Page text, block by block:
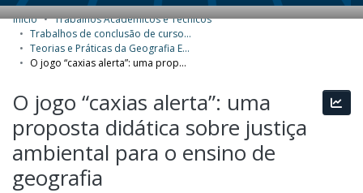
Participe
Acesso à informação
Legislação
COMUNIDADES E COLEÇÕES
NAVEGAR
ESTATÍSTICAS
SOBRE
Início
Trabalhos Acadêmicos e Técnicos
Trabalhos de conclusão de curso de Especialização
Teorias e Práticas da Geografia Escolar
O jogo “caxias alerta”: uma proposta didática sobre justiça ambiental para o ensino de geografia
O jogo “caxias alerta”: uma
proposta didática sobre justiça
ambiental para o ensino de
geografia